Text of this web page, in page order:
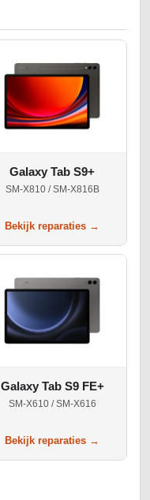
Galaxy Tab S9+
SM-X810 / SM-X816B
Bekijk reparaties →
Galaxy Tab S9 FE+
SM-X610 / SM-X616
Bekijk reparaties →